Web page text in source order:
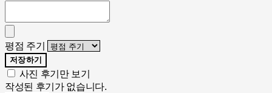
평점 주기
저장하기
사진 후기만 보기
작성된 후기가 없습니다.